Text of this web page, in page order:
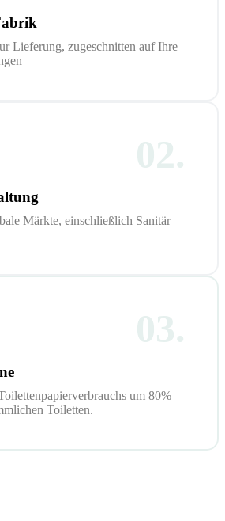
Lieferung, zugeschnitten auf Ihre
02.
Märkte, einschließlich Sanitär
03.
um 80%
Toiletten.